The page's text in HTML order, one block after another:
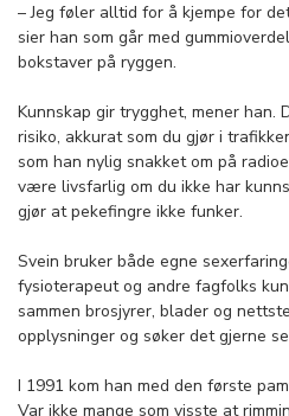
– Jeg føler alltid for å kjempe for
sier han som går med
bokstaver på ryggen.
Kunnskap gir trygghet, mener han.
risiko, akkurat som du gjør i
som han nylig snakket om på
være livsfarlig om du ikke har
gjør at pekefingre ikke funker.
Svein bruker både egne
fysioterapeut og andre fagfolks
sammen brosjyrer, blader og
opplysninger og søker det gjerne
I 1991 kom han med den første
Var ikke mange som visste at